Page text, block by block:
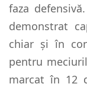
faza
demonstrat
chiar și în
pentru
marcat în 12